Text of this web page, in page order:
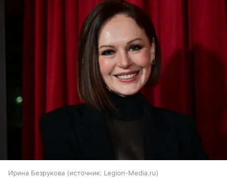
Ирина Безрукова источник: Legion-Media.ru